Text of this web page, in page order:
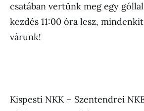
csatában vertünk meg egy
kezdés 11:00 óra lesz,
várunk!
Kispesti NKK – Szentendrei